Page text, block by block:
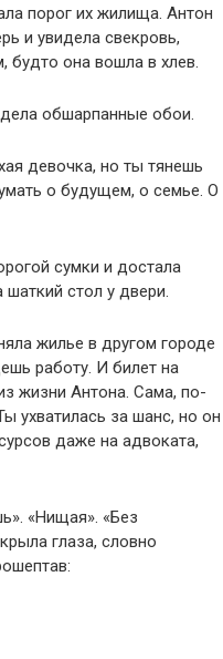
порог их жилища. Антон
и увидела свекровь,
будто она вошла в хлев.
обшарпанные обои.
девочка, но ты тянешь
о будущем, о семье. О
сумки и достала
стол у двери.
жилье в другом городе
работу. И билет на
жизни Антона. Сама, по-
ухватилась за шанс, но он
даже на адвоката,
«Нищая». «Без
глаза, словно